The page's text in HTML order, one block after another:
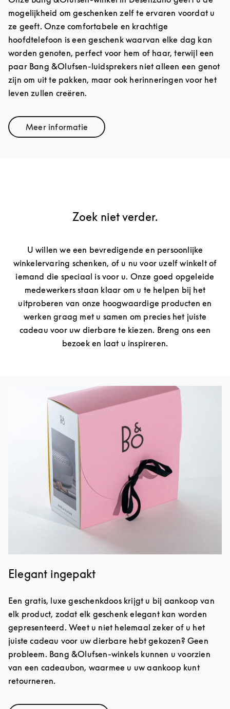
mogelijkheid om geschenken zelf te ervaren voordat u
ze geeft. Onze comfortabele en krachtige
hoofdtelefoon is een geschenk waarvan elke dag kan
worden genoten, perfect voor hem of haar, terwijl een
paar Bang &Olufsen-luidsprekers niet alleen een genot
zijn om uit te pakken, maar ook herinneringen voor het
leven zullen creëren.
Meer informatieLink Opens in New Tab
Zoek niet verder.
U willen we een bevredigende en persoonlijke
winkelervaring schenken, of u nu voor uzelf winkelt of
iemand die speciaal is voor u. Onze goed opgeleide
medewerkers staan klaar om u te helpen bij het
uitproberen van onze hoogwaardige producten en
werken graag met u samen om precies het juiste
cadeau voor uw dierbare te kiezen. Breng ons een
bezoek en laat u inspireren.
Afbeelding van evenement
Elegant ingepakt
Een gratis, luxe geschenkdoos krijgt u bij aankoop van
elk product, zodat elk geschenk elegant kan worden
gepresenteerd. Weet u niet helemaal zeker of u het
juiste cadeau voor uw dierbare hebt gekozen? Geen
probleem. Bang &Olufsen-winkels kunnen u voorzien
van een cadeaubon, waarmee u uw aankoop kunt
retourneren.